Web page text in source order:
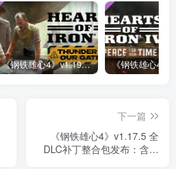
《钢铁雄心4》v1.19 全DLC补丁文件 | 含“门前惊雷”战区包
下一篇
《钢铁雄心4》v1.17.5 全
DLC补丁整合包发布：含太